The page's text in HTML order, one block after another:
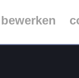
bewerken